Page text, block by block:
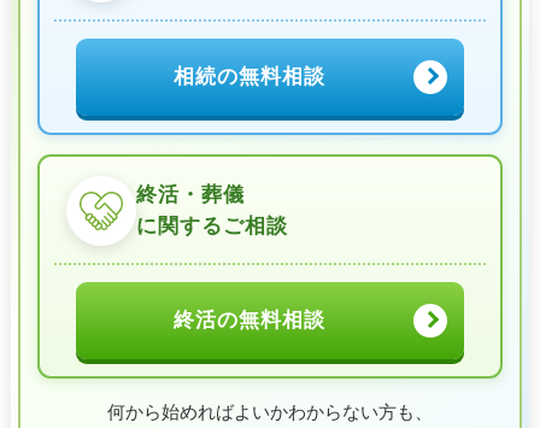
相続の無料相談
終活・葬儀
に関するご相談
終活の無料相談
何から始めればよいかわからない方も、